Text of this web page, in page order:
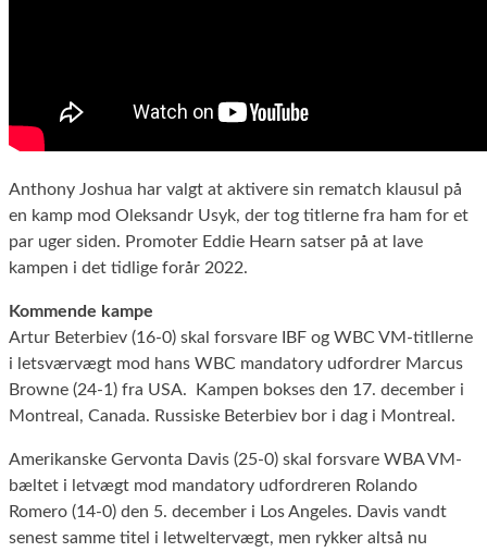
Anthony Joshua har valgt at aktivere sin rematch klausul på
en kamp mod Oleksandr Usyk, der tog titlerne fra ham for et
par uger siden. Promoter Eddie Hearn satser på at lave
kampen i det tidlige forår 2022.
Kommende kampe
Artur Beterbiev (16-0) skal forsvare IBF og WBC VM-titllerne
i letsværvægt mod hans WBC mandatory udfordrer Marcus
Browne (24-1) fra USA. Kampen bokses den 17. december i
Montreal, Canada. Russiske Beterbiev bor i dag i Montreal.
Amerikanske Gervonta Davis (25-0) skal forsvare WBA VM-
bæltet i letvægt mod mandatory udfordreren Rolando
Romero (14-0) den 5. december i Los Angeles. Davis vandt
senest samme titel i letweltervægt, men rykker altså nu